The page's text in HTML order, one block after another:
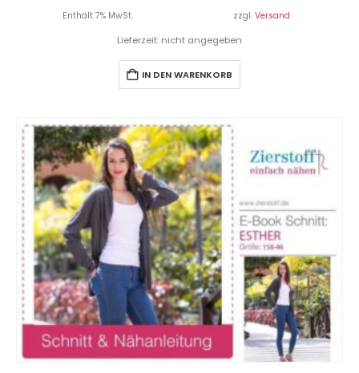
Enthält 7% MwSt. zzgl. Versand
Lieferzeit: nicht angegeben
IN DEN WARENKORB